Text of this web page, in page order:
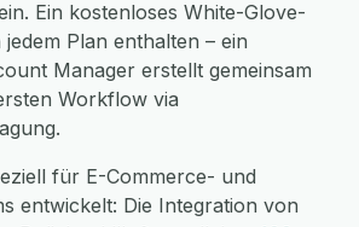
Ein kostenloses White-Glove-
Plan enthalten – ein
Manager erstellt gemeinsam
Workflow via
für E-Commerce- und
entwickelt: Die Integration von